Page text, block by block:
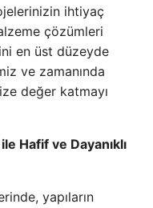
ihtiyaç
çözümleri
en üst düzeyde
ve zamanında
değer katmayı
Hafif ve Dayanıklı
yapıların